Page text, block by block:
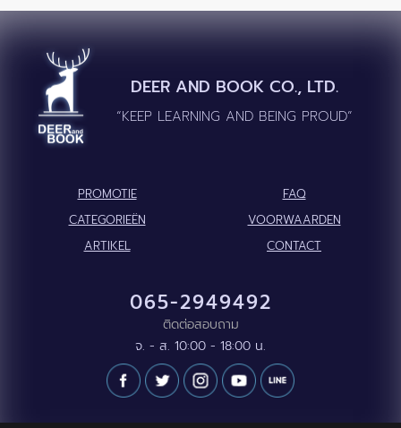
DEER AND BOOK CO., LTD.
“KEEP LEARNING AND BEING PROUD”
PROMOTIE
FAQ
CATEGORIEËN
VOORWAARDEN
ARTIKEL
CONTACT
065-2949492
ติดต่อสอบถาม
จ. - ส. 10:00 - 18:00 น.